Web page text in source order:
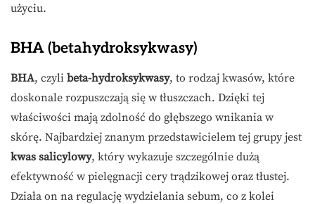
użyciu.
BHA (betahydroksykwasy)
BHA, czyli beta-hydroksykwasy, to rodzaj kwasów, które
doskonale rozpuszczają się w tłuszczach. Dzięki tej
właściwości mają zdolność do głębszego wnikania w
skórę. Najbardziej znanym przedstawicielem tej grupy jest
kwas salicylowy, który wykazuje szczególnie dużą
efektywność w pielęgnacji cery trądzikowej oraz tłustej.
Działa on na regulację wydzielania sebum, co z kolei